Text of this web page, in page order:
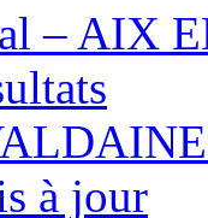
– AIX
à jour